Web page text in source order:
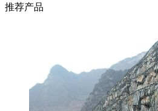
推荐产品